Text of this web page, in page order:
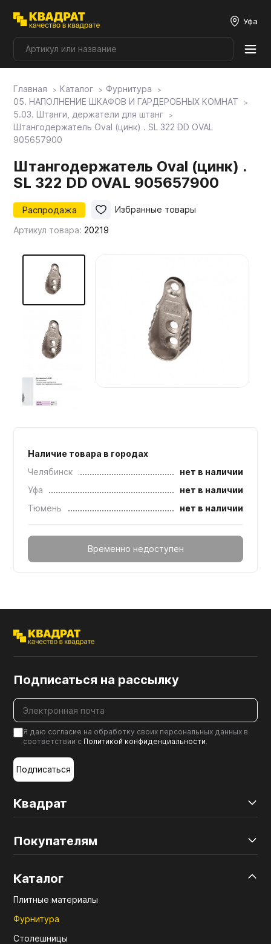
Уфа
Плитные материалы
Фурнитура
Столешницы
Мой ЭГГЕР
Мебельные образцы, каталоги
Главная Каталог
Фурнитура
05. НАПОЛНЕНИЕ ШКАФОВ И ГАРДЕРОБНЫХ КОМНАТ
5.03. Штанги, держатели для штанг
Штангодержатель Oval (цинк) . SL 322 DD OVAL
905657900
Штангодержатель Oval (цинк) .
SL 322 DD OVAL 905657900
Распродажа
Артикул товара: 20219
Избранные товары
Наличие товара в городах
Челябинск
нет в наличии
Уфа
нет в наличии
Тюмень
нет в наличии
Временно недоступен
Квадрат
Покупателям
Каталог
Плитные материалы
Фурнитура
Столешницы
Подписаться на рассылку
Я даю согласие на обработку своих персональных данных в
соответствии с Политикой конфиденциальности.
Подписаться